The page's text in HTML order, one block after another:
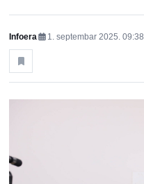
Infoera 1. septembar 2025. 09:38